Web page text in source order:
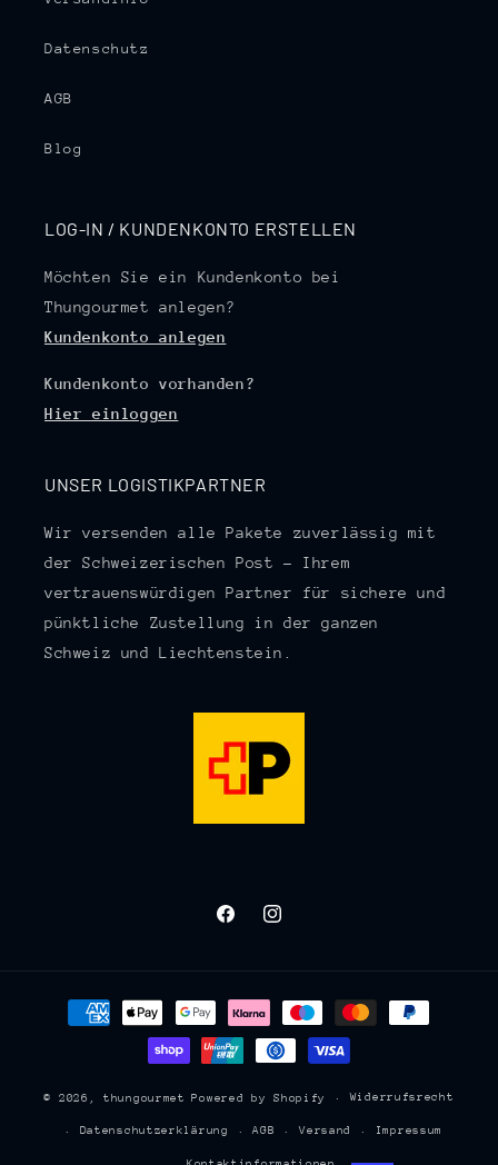
Datenschutz
AGB
Blog
LOG-IN / KUNDENKONTO ERSTELLEN
Möchten Sie ein Kundenkonto bei
Thungourmet anlegen?
Kundenkonto anlegen
Kundenkonto vorhanden?
Hier einloggen
UNSER LOGISTIKPARTNER
Wir versenden alle Pakete zuverlässig mit
der Schweizerischen Post – Ihrem
vertrauenswürdigen Partner für sichere und
pünktliche Zustellung in der ganzen
Schweiz und Liechtenstein.
FacebookInstagram
Zahlungsmethoden
© 2026,thungourmet Powered by Shopify Widerrufsrecht
Datenschutzerklärung AGB Versand Impressum